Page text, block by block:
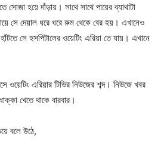
সোজা হয়ে দাঁড়ায়। সাথে সাথে পায়ের ব্যাথাটা
সে দেয়াল ধরে ধরে রুম থেকে বের হয়। এখানেও
সে হসপিটালের ওয়েটিং এরিয়া তে যায়। এখানে
এরিয়ার টিভির নিউজের শব্দ। নিউজে খবর
খেতে থাকে বারবার।
বলে উঠে,